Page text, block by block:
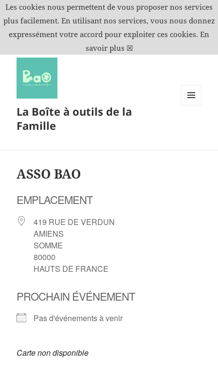
La Boîte à outils de la
Famille
ASSO BAO
EMPLACEMENT
419 RUE DE VERDUN
AMIENS
SOMME
80000
HAUTS DE FRANCE
PROCHAIN ÉVÉNEMENT
Pas d'événements à venir
Carte non disponible
Les cookies nous permettent de vous proposer nos services
plus facilement. En utilisant nos services, vous nous donnez
expressément votre accord pour exploiter ces cookies. En
savoir plus ☒